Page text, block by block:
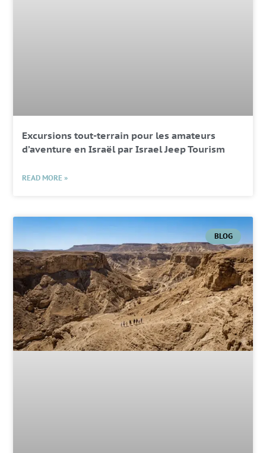
Excursions tout-terrain pour les amateurs
d’aventure en Israël par Israel Jeep Tourism
READ MORE »
BLOG